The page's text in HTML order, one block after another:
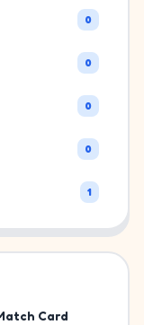
0
0
0
0
1
Card